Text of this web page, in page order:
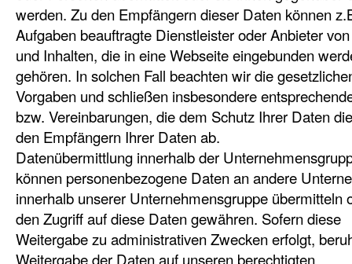
werden. Zu den Empfängern dieser Daten können
Aufgaben beauftragte Dienstleister oder Anbieter
und Inhalten, die in eine Webseite eingebunden
gehören. In solchen Fall beachten wir die
Vorgaben und schließen insbesondere
bzw. Vereinbarungen, die dem Schutz Ihrer Daten
den Empfängern Ihrer Daten ab.
Datenübermittlung innerhalb der
können personenbezogene Daten an andere
innerhalb unserer Unternehmensgruppe übermitteln
den Zugriff auf diese Daten gewähren. Sofern diese
Weitergabe zu administrativen Zwecken erfolgt,
Weitergabe der Daten auf unseren berechtigten